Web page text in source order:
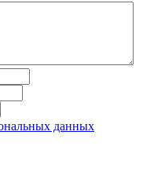
данных